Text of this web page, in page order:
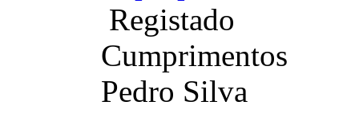
Registado
Cumprimentos
Pedro Silva